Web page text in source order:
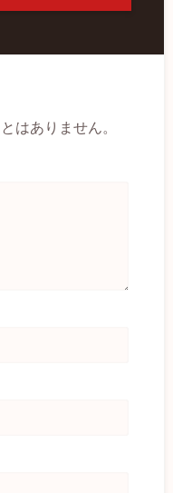
はありません。